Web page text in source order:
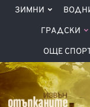
ЗИМНИ
ГРАДСКИ
ОЩЕ